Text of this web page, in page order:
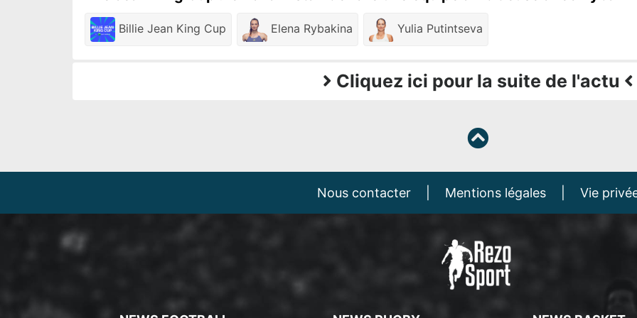
Billie Jean King Cup Elena Rybakina Yulia Putintseva
Cliquez ici pour la suite de l'actu
Nous contacter Mentions légales Vie